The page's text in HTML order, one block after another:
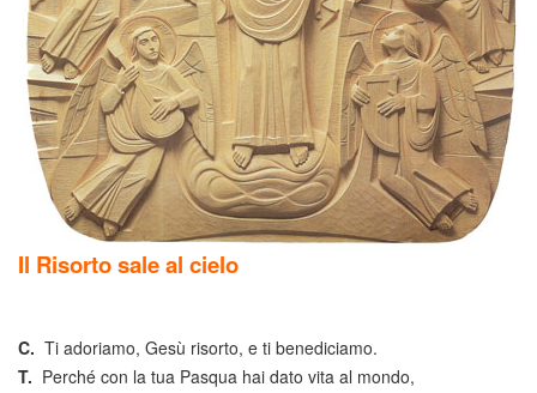
Il Risorto sale al cielo
C. Ti adoriamo, Gesù risorto, e ti benediciamo.
T. Perché con la tua Pasqua hai dato vita al mondo,